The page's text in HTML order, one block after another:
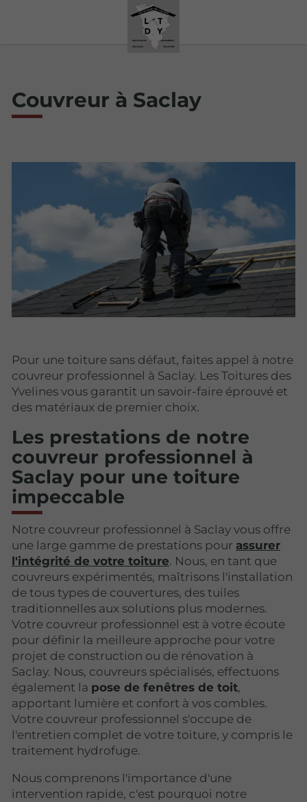
Couvreur à Saclay
Pour une toiture sans défaut, faites appel à notre
couvreur professionnel à Saclay. Les Toitures des
Yvelines vous garantit un savoir-faire éprouvé et
des matériaux de premier choix.
Les prestations de notre
couvreur professionnel à
Saclay pour une toiture
impeccable
Notre couvreur professionnel à Saclay vous offre
une large gamme de prestations pour assurer
l'intégrité de votre toiture. Nous, en tant que
couvreurs expérimentés, maîtrisons l'installation
de tous types de couvertures, des tuiles
traditionnelles aux solutions plus modernes.
Votre couvreur professionnel est à votre écoute
pour définir la meilleure approche pour votre
projet de construction ou de rénovation à
Saclay. Nous, couvreurs spécialisés, effectuons
également la pose de fenêtres de toit,
apportant lumière et confort à vos combles.
Votre couvreur professionnel s'occupe de
l'entretien complet de votre toiture, y compris le
traitement hydrofuge.
Nous comprenons l'importance d'une
intervention rapide, c'est pourquoi notre